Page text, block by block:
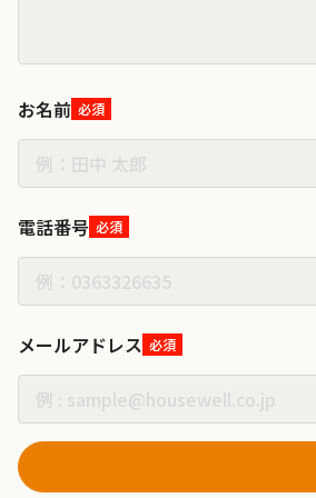
お名前 必須
電話番号 必須
メールアドレス 必須